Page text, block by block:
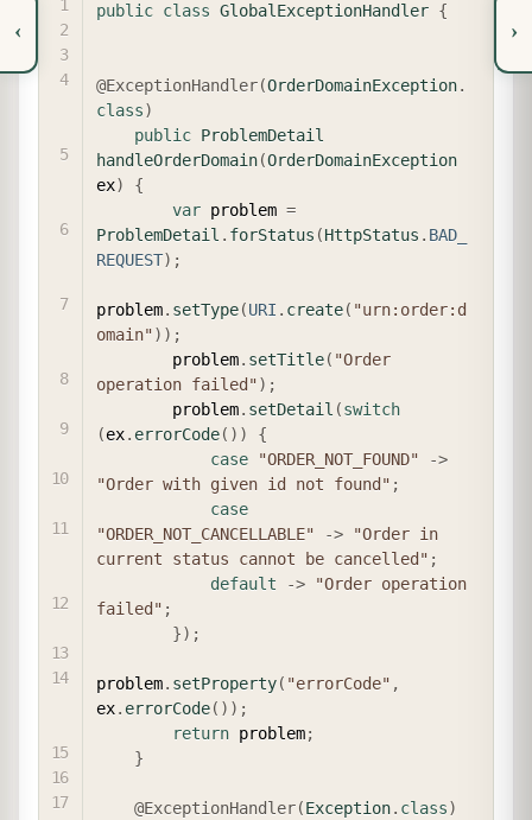
‹
public class GlobalExceptionHandler {
@ExceptionHandler(OrderDomainException.
class)
public ProblemDetail
handleOrderDomain(OrderDomainException
ex)
{
var problem =
ProblemDetail . forStatus (HttpStatus . BAD_
REQUEST) ;
problem. setType(URI . create( "urn:order:d
omain") ) ;
        problem
. setTitle( "Order
operation failed") ;
        problem
. setDetail (switch
(ex. errorCode( ) )
{
case
"ORDER_NOT_FOUND"
->
"Order with given id not found" ;
case
"ORDER_NOT_CANCELLABLE"
->
"Order in
current status cannot be cancelled" ;
default
->
"Order operation
failed" ;
}) ;
problem. setProperty( "errorCode" ,
ex. errorCode( ) ) ;
return problem;
}
@ExceptionHandler(Exception. class)
›